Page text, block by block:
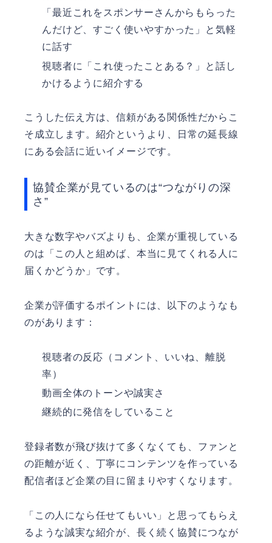
「最近これをスポンサーさんからもらった
んだけど、すごく使いやすかった」と気軽
に話す
視聴者に「これ使ったことある？」と話し
かけるように紹介する
こうした伝え方は、信頼がある関係性だからこ
そ成立します。紹介というより、日常の延長線
にある会話に近いイメージです。
協賛企業が見ているのは“つながりの深
さ”
大きな数字やバズよりも、企業が重視している
のは「この人と組めば、本当に見てくれる人に
届くかどうか」です。
企業が評価するポイントには、以下のようなも
のがあります：
視聴者の反応（コメント、いいね、離脱
率）
動画全体のトーンや誠実さ
継続的に発信をしていること
登録者数が飛び抜けて多くなくても、ファンと
の距離が近く、丁寧にコンテンツを作っている
配信者ほど企業の目に留まりやすくなります。
「この人になら任せてもいい」と思ってもらえ
るような誠実な紹介が、長く続く協賛につなが